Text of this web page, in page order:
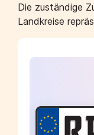
Die zuständige
Landkreise